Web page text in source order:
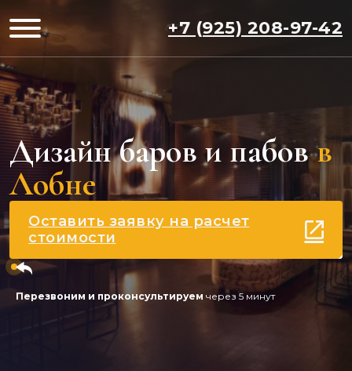
+7 (925) 208-97-42
Дизайн баров и пабов в
Лобне
Оставить заявку на расчет
стоимости
Перезвоним и проконсультируем через 5 минут